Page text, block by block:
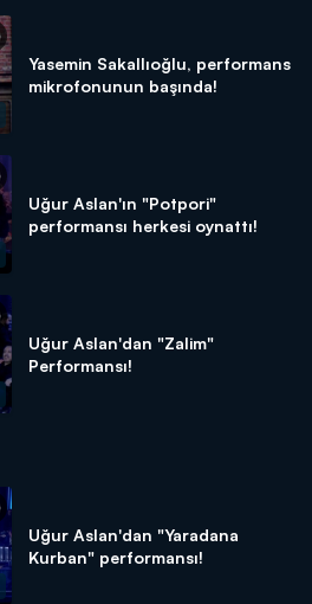
Yasemin Sakallıoğlu, performans
mikrofonunun başında!
Uğur Aslan'ın "Potpori"
performansı herkesi oynattı!
Uğur Aslan'dan "Zalim"
Performansı!
Uğur Aslan'dan "Yaradana
Kurban" performansı!